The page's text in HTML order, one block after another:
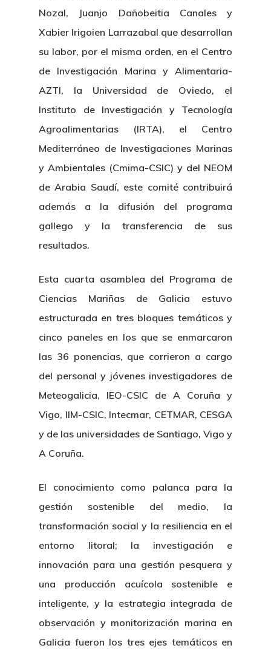
Nozal, Juanjo Dañobeitia Canales y
Xabier Irigoien Larrazabal que desarrollan
su labor, por el misma orden, en el Centro
de Investigación Marina y Alimentaria-
AZTI, la Universidad de Oviedo, el
Instituto de Investigación y Tecnología
Agroalimentarias (IRTA), el Centro
Mediterráneo de Investigaciones Marinas
y Ambientales (Cmima-CSIC) y del NEOM
de Arabia Saudí, este comité contribuirá
además a la difusión del programa
gallego y la transferencia de sus
resultados.
Esta cuarta asamblea del Programa de
Ciencias Mariñas de Galicia estuvo
estructurada en tres bloques temáticos y
cinco paneles en los que se enmarcaron
las 36 ponencias, que corrieron a cargo
del personal y jóvenes investigadores de
Meteogalicia, IEO-CSIC de A Coruña y
Vigo, IIM-CSIC, Intecmar, CETMAR, CESGA
y de las universidades de Santiago, Vigo y
A Coruña.
El conocimiento como palanca para la
gestión sostenible del medio, la
transformación social y la resiliencia en el
entorno litoral; la investigación e
innovación para una gestión pesquera y
una producción acuícola sostenible e
inteligente, y la estrategia integrada de
observación y monitorización marina en
Galicia fueron los tres ejes temáticos en